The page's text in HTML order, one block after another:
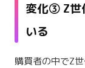
変化③ Z世
いる
購買者の中でZ